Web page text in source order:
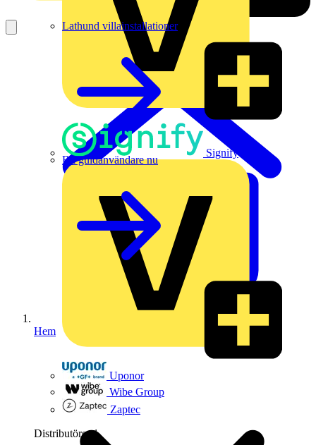
Signify
Uponor
Wibe Group
Zaptec
Distributörer 1
Lathund villainstallationer
Bli guldanvändare nu
Hem